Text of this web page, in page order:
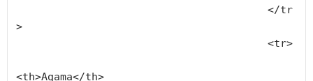
>
					<tr>
<th>Agama</th>